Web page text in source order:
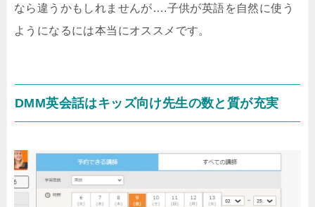
なら違うかもしれませんが….子供が英語を自然に使う
ようになるには本当にオススメです。
DMM英会話はキッズ向け先生の数と質が充実